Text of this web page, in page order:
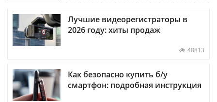
Лучшие видеорегистраторы в
2026 году: хиты продаж
48813
Как безопасно купить б/у
смартфон: подробная инструкция